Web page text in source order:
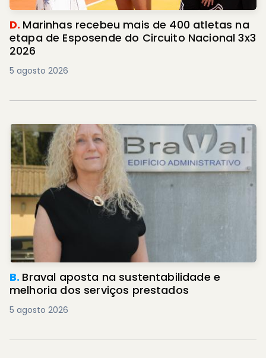
D. Marinhas recebeu mais de 400 atletas na
etapa de Esposende do Circuito Nacional 3x3
2026
5 agosto 2026
B. Braval aposta na sustentabilidade e
melhoria dos serviços prestados
5 agosto 2026